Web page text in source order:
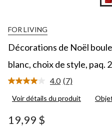
FOR LIVING
Décorations de Noël
blanc, choix de style, paq.
4.0 Lire
7
(7)
Voir détails du produit
19,99 $